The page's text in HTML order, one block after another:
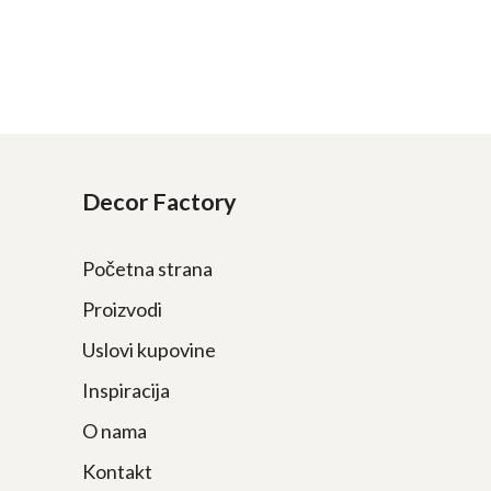
Decor Factory
Početna strana
Proizvodi
Uslovi kupovine
Inspiracija
O nama
Kontakt